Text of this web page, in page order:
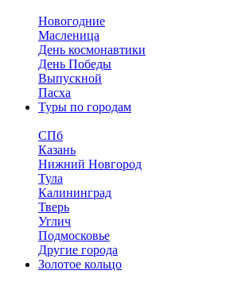
Новогодние
Масленица
День космонавтики
День Победы
Выпускной
Пасха
Туры по городам
СПб
Казань
Нижний Новгород
Тула
Калининград
Тверь
Углич
Подмосковье
Другие города
Золотое кольцо